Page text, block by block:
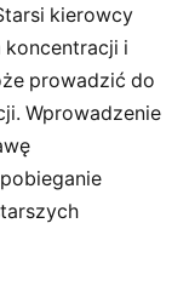
kierowcy
koncentracji i
prowadzić do
Wprowadzenie